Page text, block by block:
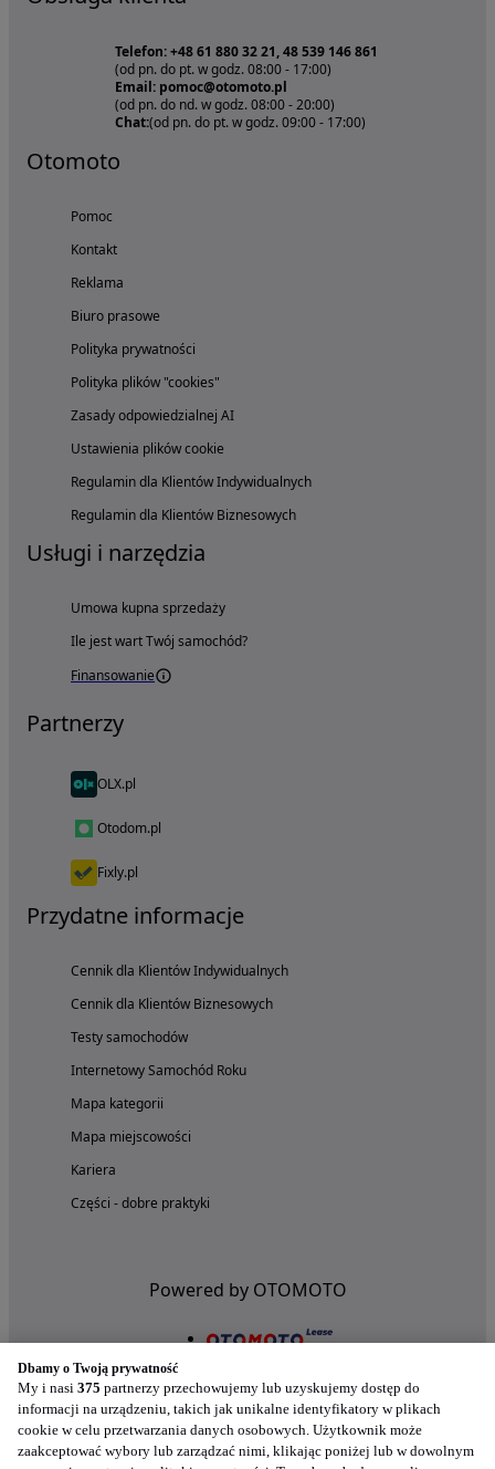
Telefon: +48 61 880 32 21, 48 539 146 861
(od pn. do pt. w godz. 08:00 - 17:00)
Email: pomoc@otomoto.pl
(od pn. do nd. w godz. 08:00 - 20:00)
Chat:(od pn. do pt. w godz. 09:00 - 17:00)
Otomoto
Pomoc
Kontakt
Reklama
Biuro prasowe
Polityka prywatności
Polityka plików "cookies"
Zasady odpowiedzialnej AI
Ustawienia plików cookie
Regulamin dla Klientów Indywidualnych
Regulamin dla Klientów Biznesowych
Usługi i narzędzia
Umowa kupna sprzedaży
Ile jest wart Twój samochód?
Finansowanie
Partnerzy
OLX.pl
Otodom.pl
Fixly.pl
Przydatne informacje
Cennik dla Klientów Indywidualnych
Cennik dla Klientów Biznesowych
Testy samochodów
Internetowy Samochód Roku
Mapa kategorii
Mapa miejscowości
Kariera
Części - dobre praktyki
Powered by OTOMOTO
Dbamy o Twoją prywatność
My i nasi 375 partnerzy przechowujemy lub uzyskujemy dostęp do
informacji na urządzeniu, takich jak unikalne identyfikatory w plikach
cookie w celu przetwarzania danych osobowych. Użytkownik może
zaakceptować wybory lub zarządzać nimi, klikając poniżej lub w dowolnym